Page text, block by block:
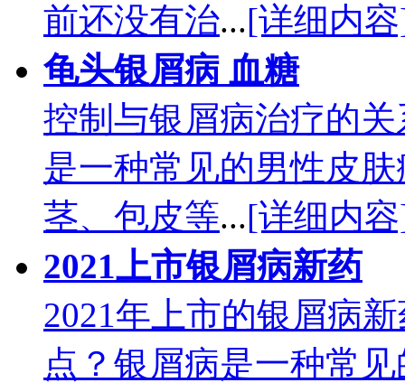
前还没有治...[详细内
龟头银屑病 血糖
控制与银屑病治疗的
是一种常见的男性皮
茎、包皮等...[详细内
2021上市银屑病新药
2021年上市的银屑病
点？银屑病是一种常